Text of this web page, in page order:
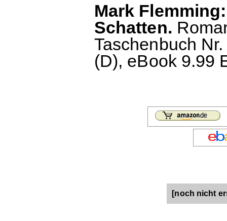
Mark
Schatten.
Taschenbuch
(D), eBook 9.99
[noch nicht